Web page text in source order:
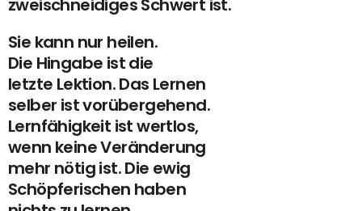
Sie kann nur heilen.
Die Hingabe ist die
letzte Lektion. Das Lernen
selber ist vorübergehend.
Lernfähigkeit ist wertlos,
wenn keine Veränderung
mehr nötig ist. Die ewig
Schöpferischen haben